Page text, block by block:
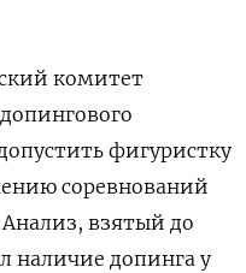
комитет
фигуристку
соревнований
взятый до
наличие допинга у